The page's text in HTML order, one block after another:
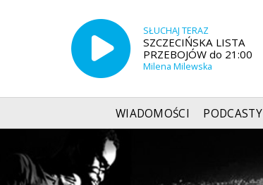
SŁUCHAJ TERAZ
SZCZECIŃSKA LISTA
PRZEBOJÓW do 21:00
Milena Milewska
WIADOMOŚCI PODCASTY